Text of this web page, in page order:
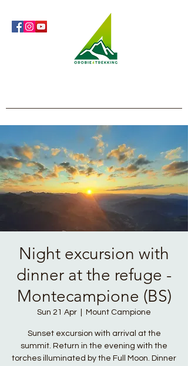
Night excursion with
dinner at the refuge -
Montecampione (BS)
Sun 21 Apr Mount Campione
Sunset excursion with arrival at the
summit. Return in the evening with the
torches illuminated by the Full Moon. Dinner